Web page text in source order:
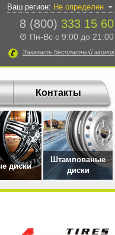
8 (800) 333 15 60
Пн-Вс с 9:00 до 21:00
Заказать бесплатный звонок
Ваш регион: Не определен
Контакты
диски
Штампованые
диски